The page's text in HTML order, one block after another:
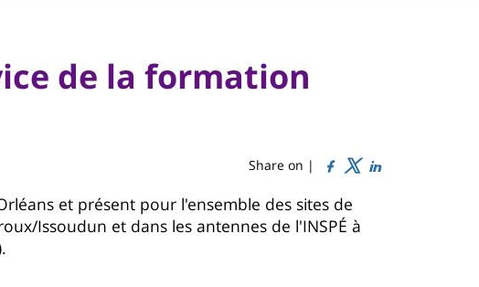
de la formation
Share on |
et présent pour l'ensemble des sites de
Issoudun et dans les antennes de l'INSPÉ à